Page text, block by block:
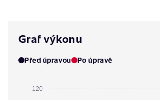
Graf výkonu
Před úpravou Po úpravě
120